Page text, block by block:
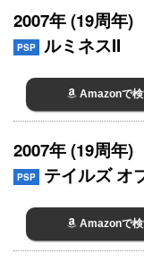
2007年 (19周年)
PSP ルミネスII
Amazonで
2007年 (19周年)
PSP テイルズ オ
Amazonで